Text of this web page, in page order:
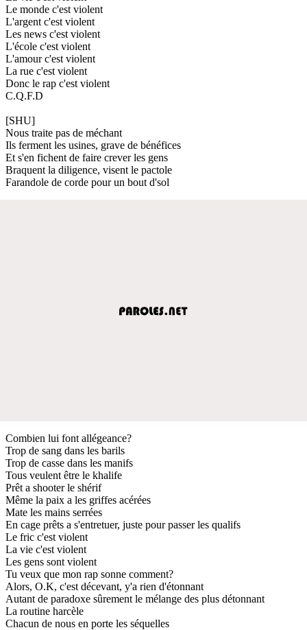
Le monde c'est violent
L'argent c'est violent
Les news c'est violent
L'école c'est violent
L'amour c'est violent
La rue c'est violent
Donc le rap c'est violent
C.Q.F.D
[SHU]
Nous traite pas de méchant
Ils ferment les usines, grave de bénéfices
Et s'en fichent de faire crever les gens
Braquent la diligence, visent le pactole
Farandole de corde pour un bout d'sol
Combien lui font allégeance?
Trop de sang dans les barils
Trop de casse dans les manifs
Tous veulent être le khalife
Prêt a shooter le shérif
Même la paix a les griffes acérées
Mate les mains serrées
En cage prêts a s'entretuer, juste pour passer les qualifs
Le fric c'est violent
La vie c'est violent
Les gens sont violent
Tu veux que mon rap sonne comment?
Alors, O.K, c'est décevant, y'a rien d'étonnant
Autant de paradoxe sûrement le mélange des plus détonnant
La routine harcèle
Chacun de nous en porte les séquelles